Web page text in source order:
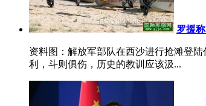
罗援
资料图：解放军部队在西沙进行抢滩登
利，斗则俱伤，历史的教训应该汲...